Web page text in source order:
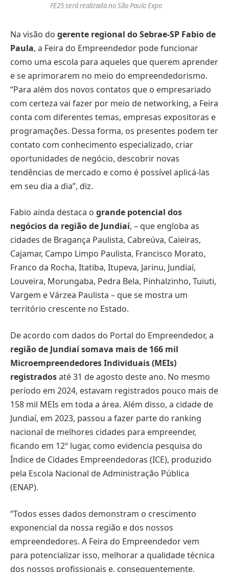
FE25 será realizada no São Paulo Expo
Na visão do gerente regional do Sebrae-SP Fabio de
Paula, a Feira do Empreendedor pode funcionar
como uma escola para aqueles que querem aprender
e se aprimorarem no meio do empreendedorismo.
“Para além dos novos contatos que o empresariado
com certeza vai fazer por meio de networking, a Feira
conta com diferentes temas, empresas expositoras e
programações. Dessa forma, os presentes podem ter
contato com conhecimento especializado, criar
oportunidades de negócio, descobrir novas
tendências de mercado e como é possível aplicá-las
em seu dia a dia”, diz.
Fabio ainda destaca o grande potencial dos
negócios da região de Jundiaí, – que engloba as
cidades de Bragança Paulista, Cabreúva, Caieiras,
Cajamar, Campo Limpo Paulista, Francisco Morato,
Franco da Rocha, Itatiba, Itupeva, Jarinu, Jundiaí,
Louveira, Morungaba, Pedra Bela, Pinhalzinho, Tuiuti,
Vargem e Várzea Paulista – que se mostra um
território crescente no Estado.
De acordo com dados do Portal do Empreendedor, a
região de Jundiaí somava mais de 166 mil
Microempreendedores Individuais (MEIs)
registradosaté 31 de agosto deste ano. No mesmo
período em 2024, estavam registrados pouco mais de
158 mil MEIs em toda a área. Além disso, a cidade de
Jundiaí, em 2023, passou a fazer parte do ranking
nacional de melhores cidades para empreender,
ficando em 12º lugar, como evidencia pesquisa do
Índice de Cidades Empreendedoras (ICE), produzido
pela Escola Nacional de Administração Pública
(ENAP).
“Todos esses dados demonstram o crescimento
exponencial da nossa região e dos nossos
empreendedores. A Feira do Empreendedor vem
para potencializar isso, melhorar a qualidade técnica
dos nossos profissionais e, consequentemente,